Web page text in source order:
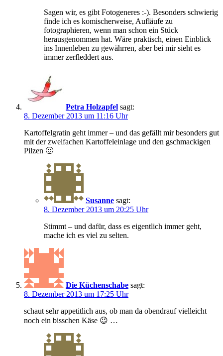
Sagen wir, es gibt Fotogeneres :-). Besonders schwierig
finde ich es komischerweise, Aufläufe zu
fotographieren, wenn man schon ein Stück
herausgenommen hat. Wäre praktisch, einen Einblick
ins Innenleben zu gewährren, aber bei mir sieht es
immer zerfleddert aus.
Petra Holzapfel sagt:
8. Dezember 2013 um 11:16 Uhr
Kartoffelgratin geht immer – und das gefällt mir besonders gut
mit der zweifachen Kartoffeleinlage und den gschmackigen
Pilzen 🙂
Susanne sagt:
8. Dezember 2013 um 20:25 Uhr
Stimmt – und dafür, dass es eigentlich immer geht,
mache ich es viel zu selten.
Die Küchenschabe sagt:
8. Dezember 2013 um 17:25 Uhr
schaut sehr appetitlich aus, ob man da obendrauf vielleicht
noch ein bisschen Käse 😉 …